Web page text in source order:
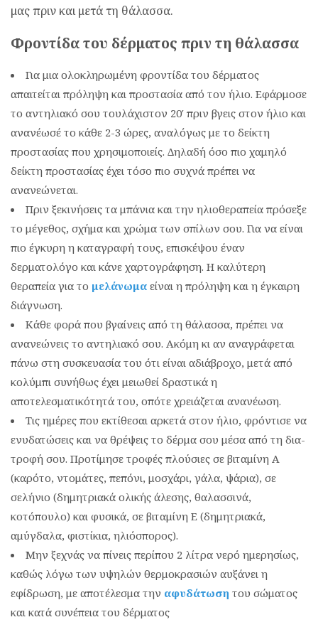
μας πριν και μετά τη θάλασσα.
Φροντίδα του δέρματος πριν τη θάλασσα
Για μια ολοκληρωμένη φροντίδα του δέρματος
απαιτείται πρόληψη και προστασία από τον ήλιο. Εφάρμοσε
το αντηλιακό σου τουλάχιστον 20′ πριν βγεις στον ήλιο και
ανανέωσέ το κάθε 2-3 ώρες, αναλόγως με το δείκτη
προστασίας που χρησιμοποιείς. ∆ηλαδή όσο πιο χαμηλό
δείκτη προστασίας έχει τόσο πιο συχνά πρέπει να
ανανεώνεται.
Πριν ξεκινήσεις τα μπάνια και την ηλιοθεραπεία πρόσεξε
το μέγεθος, σχήμα και χρώμα των σπίλων σου. Για να είναι
πιο έγκυρη η καταγραφή τους, επισκέψου έναν
δερματολόγο και κάνε χαρτογράφηση. Η καλύτερη
θεραπεία για το μελάνωμα είναι η πρόληψη και η έγκαιρη
διάγνωση.
Κάθε φορά που βγαίνεις από τη θάλασσα, πρέπει να
ανανεώνεις το αντηλιακό σου. Ακόμη κι αν αναγράφεται
πάνω στη συσκευασία του ότι είναι αδιάβροχο, μετά από
κολύμπι συνήθως έχει μειωθεί δραστικά η
αποτελεσματικότητά του, οπότε χρειάζεται ανανέωση.
Τις ημέρες που εκτίθεσαι αρκετά στον ήλιο, φρόντισε να
ενυδατώσεις και να θρέψεις το δέρμα σου μέσα από τη δια-
τροφή σου. Προτίμησε τροφές πλούσιες σε βιταμίνη Α
(καρότο, ντομάτες, πεπόνι, μοσχάρι, γάλα, ψάρια), σε
σελήνιο (δημητριακά ολικής άλεσης, θαλασσινά,
κοτόπουλο) και φυσικά, σε βιταμίνη Ε (δημητριακά,
αμύγδαλα, φιστίκια, ηλιόσπορος).
Μην ξεχνάς να πίνεις περίπου 2 λίτρα νερό ημερησίως,
καθώς λόγω των υψηλών θερμοκρασιών αυξάνει η
εφίδρωση, με αποτέλεσμα την αφυδάτωση του σώματος
και κατά συνέπεια του δέρματος